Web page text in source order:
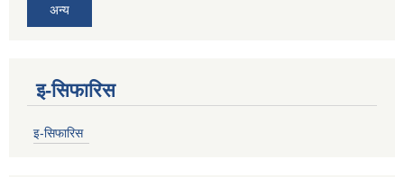
अन्य
इ-सिफारिस
इ-सिफारिस